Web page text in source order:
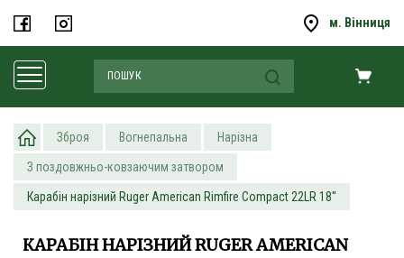
м. Вінниця
Зброя Вогнепальна Нарізна
З поздовжньо-ковзаючим затвором
Карабін нарізний Ruger American Rimfire Compact 22LR 18''
КАРАБІН НАРІЗНИЙ RUGER AMERICAN